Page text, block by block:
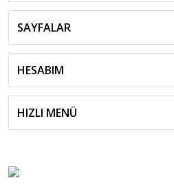
SAYFALAR
HESABIM
HIZLI MENÜ